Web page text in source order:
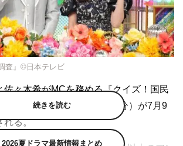
査』©日本テレビ
佐々木希がMCを務める『クイズ！国民
テレビ系 午後8時～9時54分）が7月9
れる。
続きを読む
2026夏ドラマ最新情報まとめ